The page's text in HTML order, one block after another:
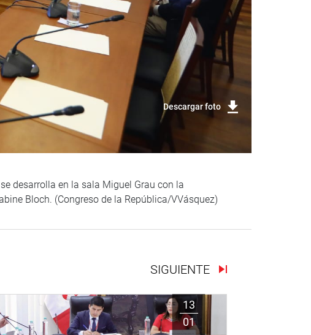
Descargar foto
desarrolla en la sala Miguel Grau con la
Bloch. (Congreso de la República/VVásquez)
SIGUIENTE
13
01